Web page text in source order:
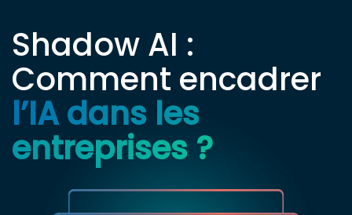
Shadow AI :
Comment encadrer
l’IA dans les
entreprises ?